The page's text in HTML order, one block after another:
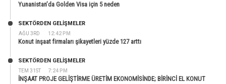
Yunanistan’da Golden Visa için 5 neden
AĞU 3RD 12:42 PM
SEKTÖRDEN GELIŞMELER
Konut inşaat firmaları şikayetleri yüzde 127 arttı
TEM 31ST 7:24 PM
SEKTÖRDEN GELIŞMELER
İNŞAAT PROJE GELİŞTİRME ÜRETİM EKONOMİSİNDE; BİRİNCİ EL KONUT